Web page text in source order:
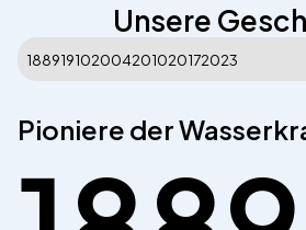
Unsere
188919102004201020172023
Pioniere der